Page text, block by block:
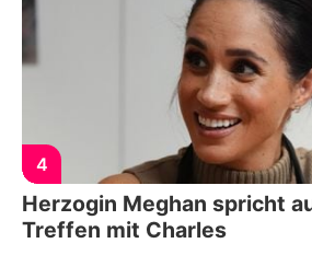
4
Herzogin Meghan spricht
Treffen mit Charles